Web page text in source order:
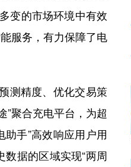
变的市场环境中有效
服务，有力保障了电
测精度、优化交易策
”聚合充电平台，为超
手”高效响应用户用
据的区域实现“两周